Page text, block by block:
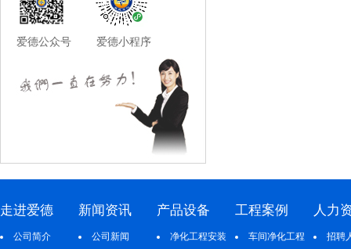
爱德公众号 爱德小程序
走进爱德
公司简介
新闻资讯
公司新闻
产品设备
净化工程安装
工程案例
车间净化工程
人力
招聘